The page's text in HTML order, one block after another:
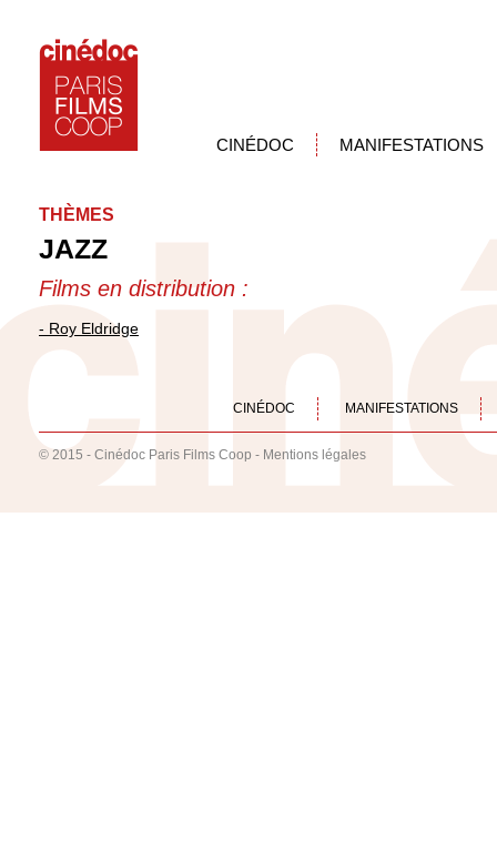
CINÉDOC MANIFESTATIONS
THÈMES
JAZZ
Films en distribution :
- Roy Eldridge
CINÉDOC MANIFESTATIONS
© 2015 - Cinédoc Paris Films Coop - Mentions légales